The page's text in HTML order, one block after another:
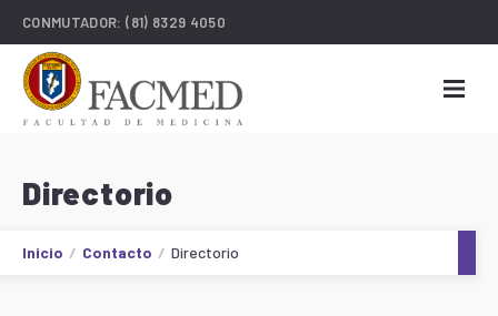
CONMUTADOR:(81) 8329 4050
Directorio
Inicio Contacto Directorio